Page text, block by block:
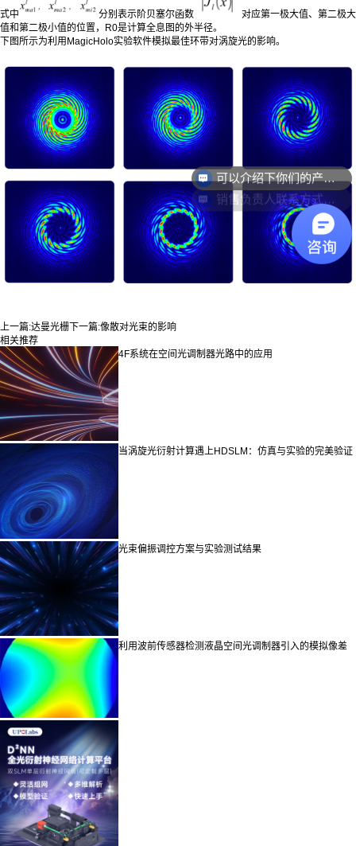
式中 分别表示阶贝塞尔函数
对应第一极大值、第二极大
值和第二极小值的位置，R0是计算全息图的外半径。
下图所示为利用MagicHolo实验软件模拟最佳环带对涡旋光的影响。
上一篇:达曼光栅下一篇:像散对光束的影响
相关推荐
4F系统在空间光调制器光路中的应用
当涡旋光衍射计算遇上HDSLM：仿真与实验的完美验证
光束偏振调控方案与实验测试结果
利用波前传感器检测液晶空间光调制器引入的模拟像差
可以介绍下你们的产品么？
销售负责人联系方式是多少？